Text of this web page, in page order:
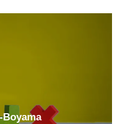
Boyama